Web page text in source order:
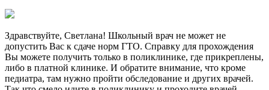
Здравствуйте, Светлана! Школьный врач не может не
допустить Вас к сдаче норм ГТО. Справку для прохождения
Вы можете получить только в поликлинике, где прикреплены,
либо в платной клинике. И обратите внимание, что кроме
педиатра, там нужно пройти обследование и других врачей.